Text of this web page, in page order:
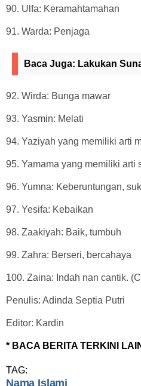
90. Ulfa: Keramahtamahan
91. Warda: Penjaga
Baca Juga: Lakukan
92. Wirda: Bunga mawar
93. Yasmin: Melati
94. Yaziyah yang memiliki arti
95. Yamama yang memiliki arti
96. Yumna: Keberuntungan,
97. Yesifa: Kebaikan
98. Zaakiyah: Baik, tumbuh
99. Zahra: Berseri, bercahaya
100. Zaina: Indah nan cantik.
Penulis: Adinda Septia Putri
Editor: Kardin
* BACA BERITA TERKINI
TAG:
Nama Islami